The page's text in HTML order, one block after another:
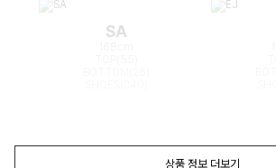
SA
상품 정보 더보기